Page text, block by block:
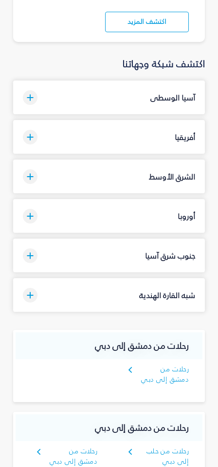
اكتشف المزيد
اكتشف شبكة وجهاتنا
آسيا الوسطى
أفريقيا
الشرق الأوسط
أوروبا
جنوب شرق آسيا
شبه القارة الهندية
رحلات من دمشق إلى دبي
رحلات من
دمشق إلى دبي
رحلات من دمشق إلى دبي
رحلات من حلب
إلى دبي
رحلات من
دمشق إلى دبي